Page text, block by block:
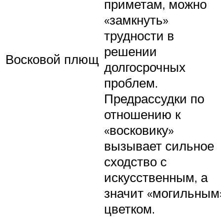
Восковой плющ
приметам, можно
«замкнуть»
трудности в
решении
долгосрочных
проблем.
Предрассудки по
отношению к
«восковику»
вызывает сильное
сходство с
искусственным, а
значит
цветком.